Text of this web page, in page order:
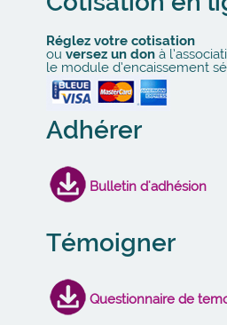
Réglez votre cotisation
ou versez un donà
le module d’encaissement
Adhérer
Bulletin d'adhésion
Témoigner
Questionnaire de